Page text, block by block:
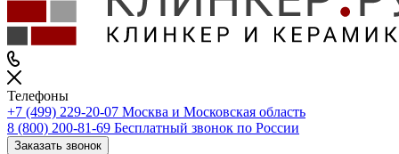
Телефоны
+7 (499) 229-20-07 Москва и Московская область
8 (800) 200-81-69 Бесплатный звонок по России
Заказать звонок